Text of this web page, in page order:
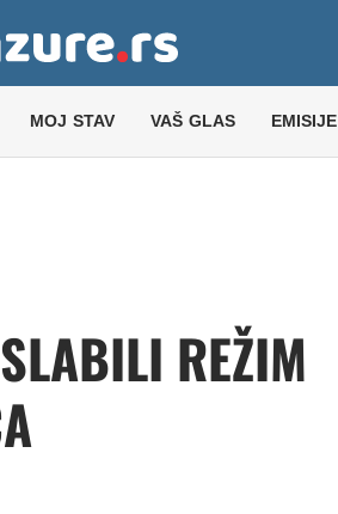
MOJ STAV VAŠ GLAS EMISIJE
REŽIM